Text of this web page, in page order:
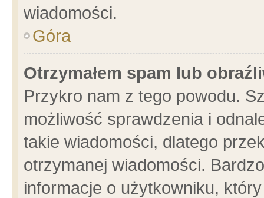
wiadomości.
Góra
Otrzymałem spam lub
Przykro nam z tego powodu.
możliwość sprawdzenia i
takie wiadomości, dlatego
otrzymanej wiadomości.
informacje o użytkowniku,